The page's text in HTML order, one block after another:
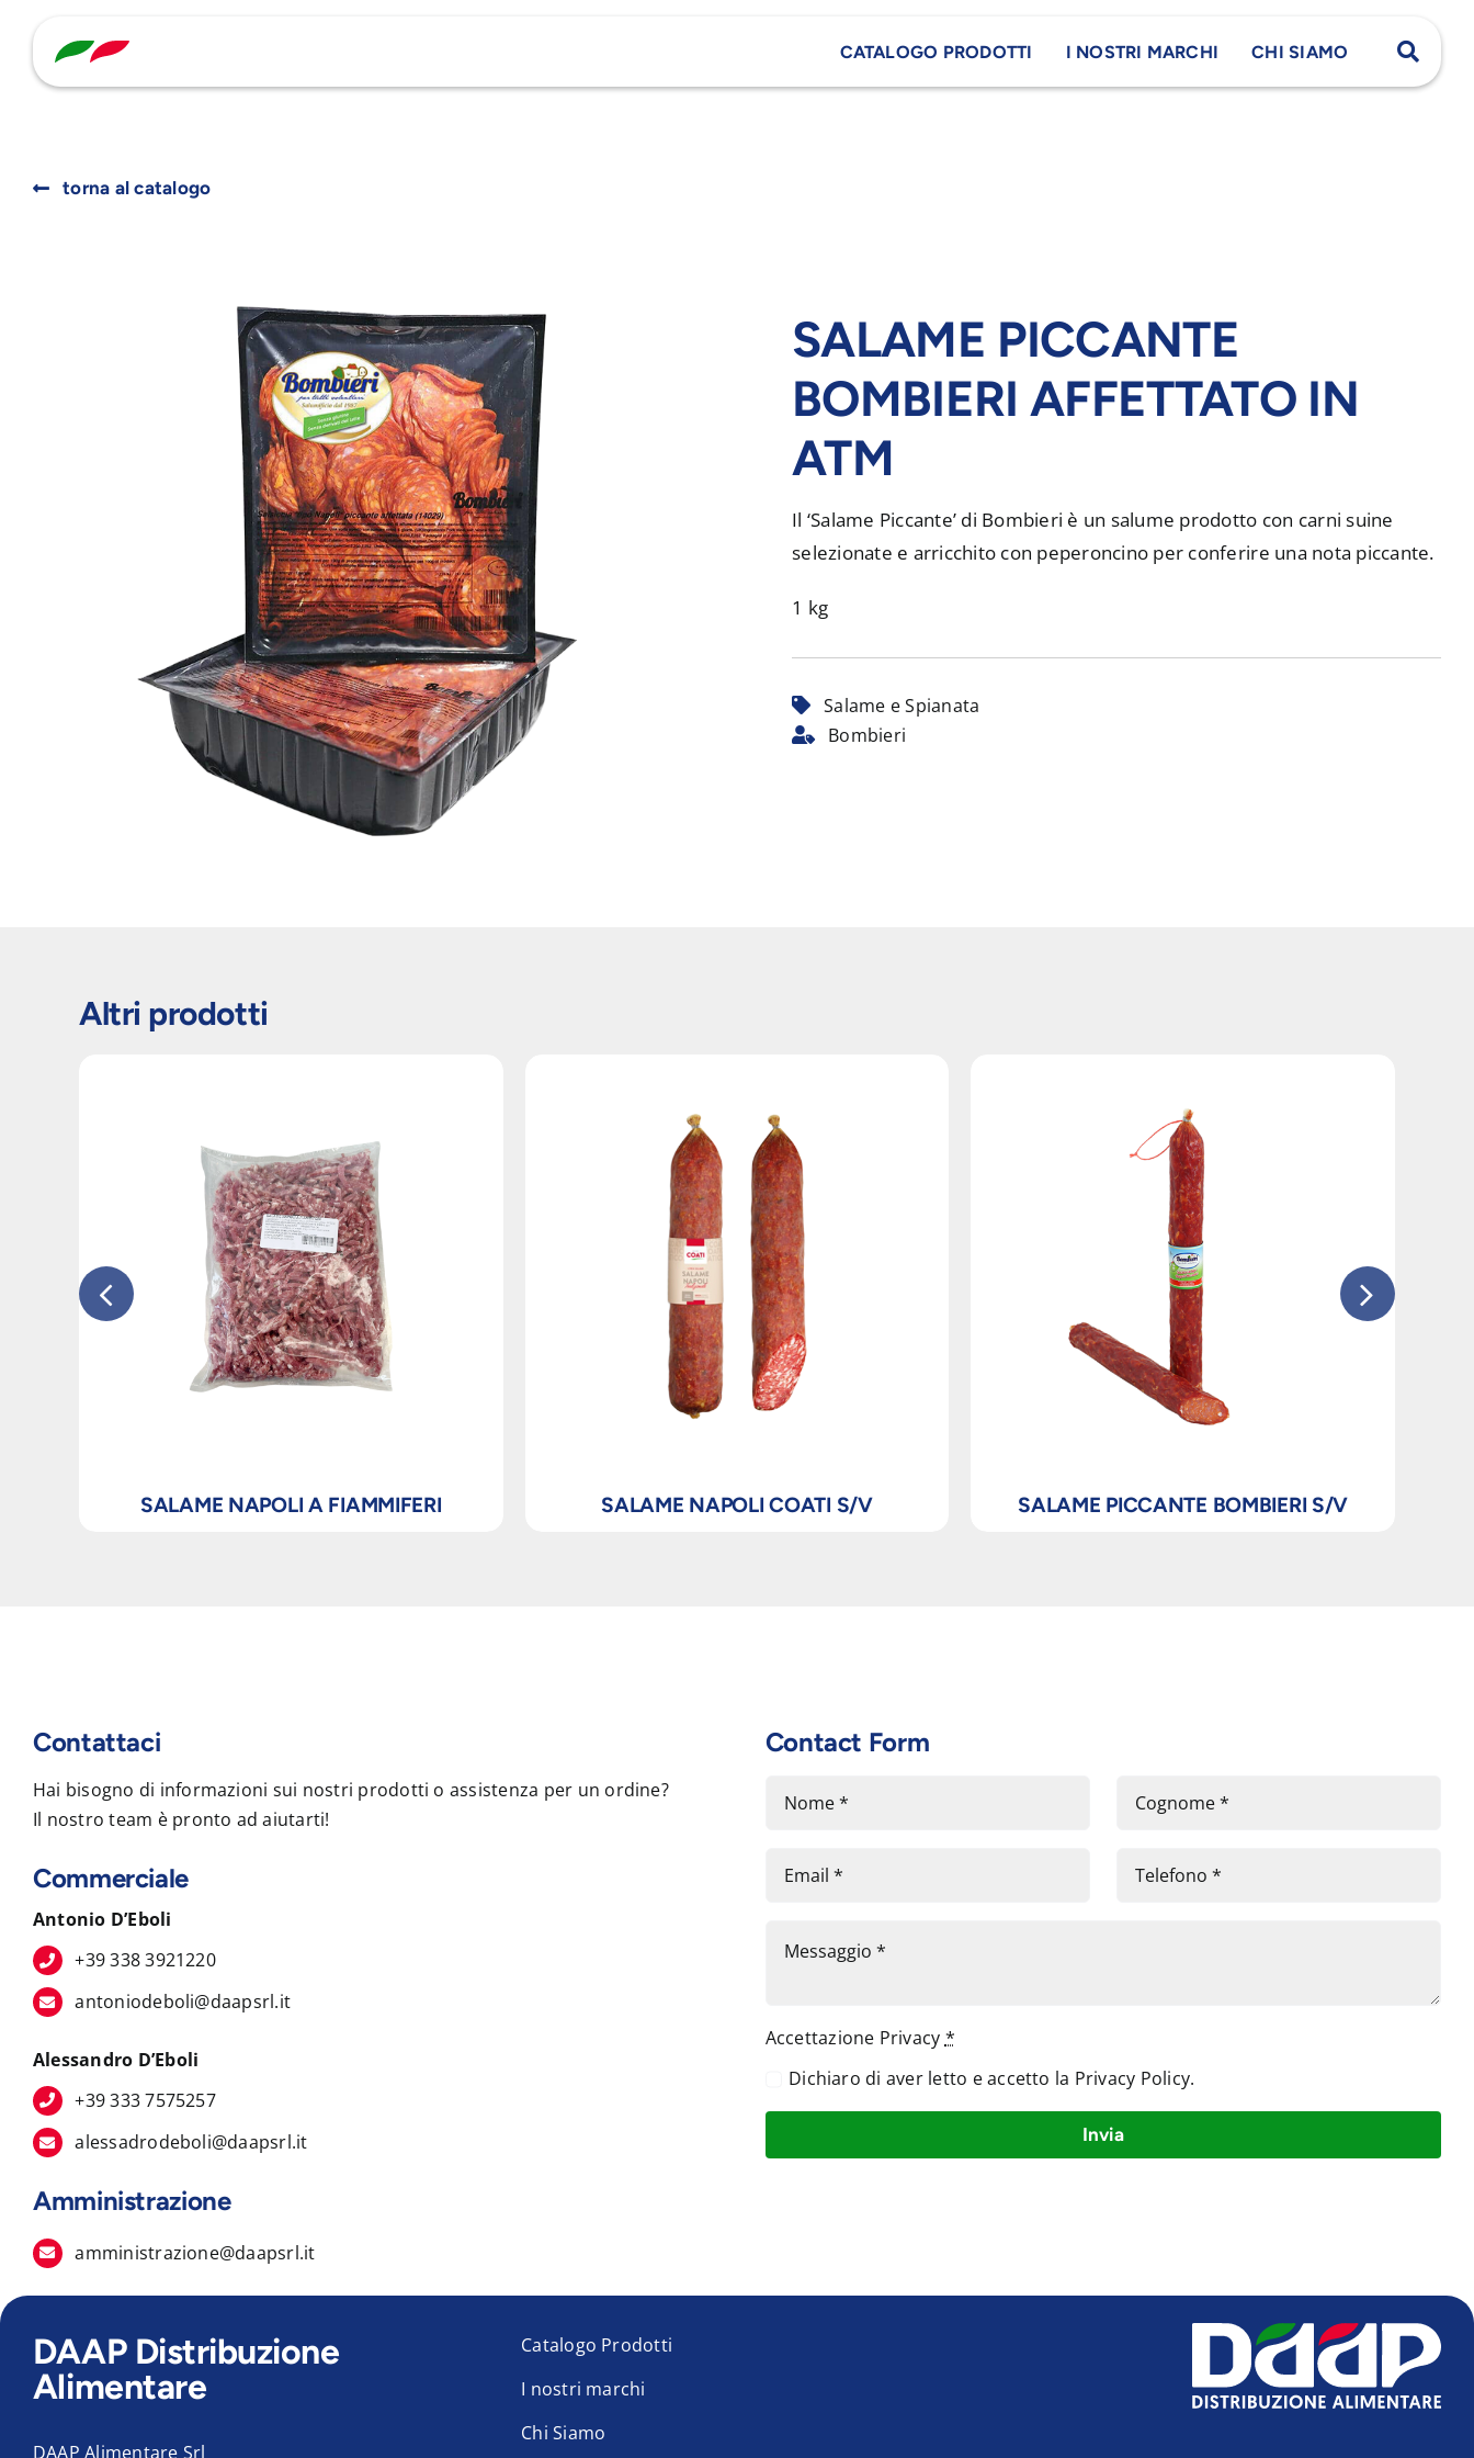
content
CATALOGO PRODOTTI I NOSTRI MARCHI CHI SIAMO
torna al catalogo
SALAME PICCANTE
BOMBIERI AFFETTATO IN
ATM
Il ‘Salame Piccante’ di Bombieri è un salume prodotto con carni suine
selezionate e arricchito con peperoncino per conferire una nota piccante.
1 kg
Salame e Spianata
Bombieri
Altri prodotti
SALAME NAPOLI A FIAMMIFERI SALAME NAPOLI COATI S/V SALAME PICCANTE BOMBIERI S/V
Contattaci
Hai bisogno di informazioni sui nostri prodotti o assistenza per un ordine?
Il nostro team è pronto ad aiutarti!
Commerciale
Antonio D’Eboli
+39 338 3921220
antoniodeboli@daapsrl.it
Alessandro D’Eboli
+39 333 7575257
alessadrodeboli@daapsrl.it
Amministrazione
amministrazione@daapsrl.it
Contact Form
Accettazione Privacy *
Dichiaro di aver letto e accetto la Privacy Policy.
Invia
DAAP Distribuzione
Alimentare
DAAP Alimentare Srl
Catalogo Prodotti
I nostri marchi
Chi Siamo